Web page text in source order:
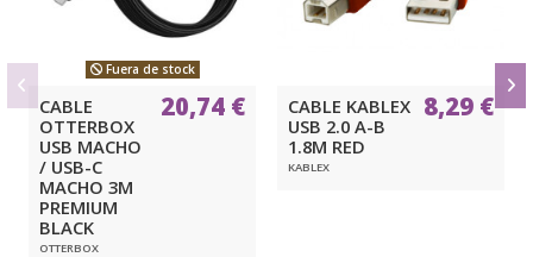
Fuera de stock
CABLE
OTTERBOX
USB MACHO
/ USB-C
MACHO 3M
PREMIUM
BLACK
OTTERBOX
20,74 €
CABLE KABLEX
USB 2.0 A-B
1.8M RED
KABLEX
8,29 €